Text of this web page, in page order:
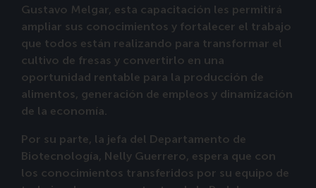
Gustavo Melgar, esta capacitación les permitirá
ampliar sus conocimientos y fortalecer el trabajo
que todos están realizando para transformar el
cultivo de fresas y convertirlo en una
oportunidad rentable para la producción de
alimentos, generación de empleos y dinamización
de la economía.
Por su parte, la jefa del Departamento de
Biotecnología, Nelly Guerrero, espera que con
los conocimientos transferidos por su equipo de